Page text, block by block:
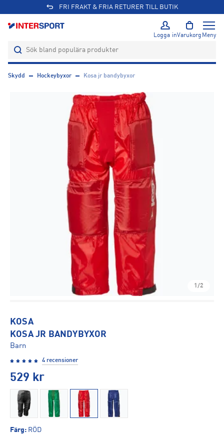
FRI FRAKT & FRIA RETURER TILL BUTIK
Logga inVarukorg Meny
Skydd Hockeybyxor Kosa jr bandybyxor
1/2
KOSA
KOSA JR BANDYBYXOR
Barn
4 recensioner
529 kr
Färg: RÖD